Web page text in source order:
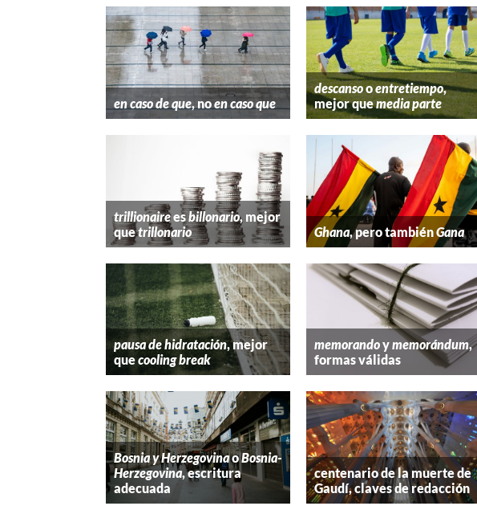
en caso de que, noen caso que
descansooentretiempo,
mejor quemedia parte
trillionaireesbillonario, mejor
quetrillonario Ghana, pero tambiénGana
pausa de hidratación, mejor
quecooling break
memorandoymemorándum,
formas válidas
Bosnia y HerzegovinaoBosnia-
Herzegovina, escritura
adecuada
centenario de la muerte de
Gaudí, claves de redacción